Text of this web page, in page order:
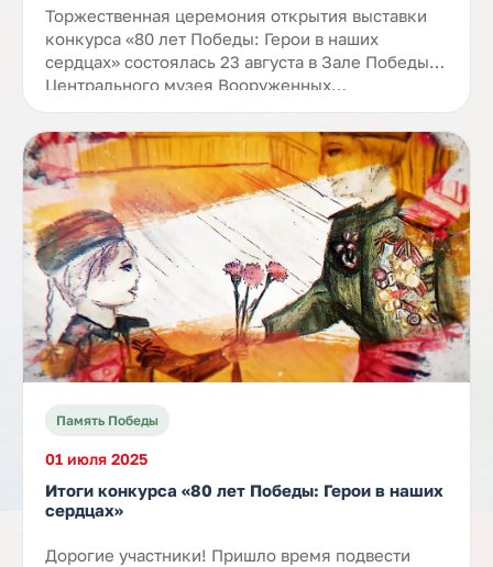
Торжественная церемония открытия выставки
конкурса «80 лет Победы: Герои в наших
сердцах» состоялась 23 августа в Зале Победы
Центрального музея Вооруженных…
Память Победы
01 июля 2025
Итоги конкурса «80 лет Победы: Герои в наших
сердцах»
Дорогие участники! Пришло время подвести